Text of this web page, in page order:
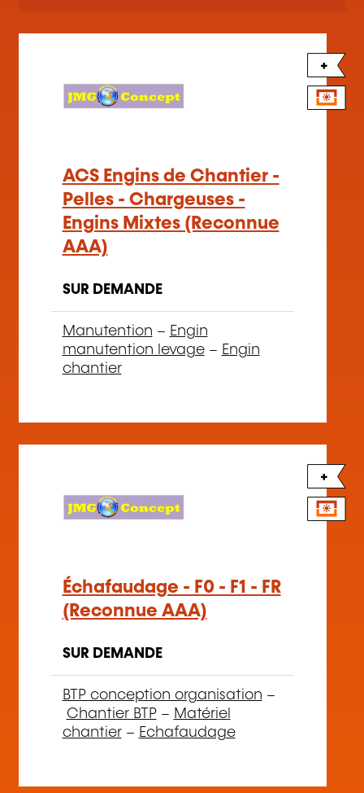
+
ACS Engins de Chantier -
Pelles - Chargeuses -
Engins Mixtes (Reconnue
AAA)
SUR DEMANDE
Manutention – Engin
manutention levage– Engin
chantier
+
Échafaudage - F0 - F1 - FR
(Reconnue AAA)
SUR DEMANDE
BTP conception organisation –
Chantier BTP– Matériel
chantier– Echafaudage